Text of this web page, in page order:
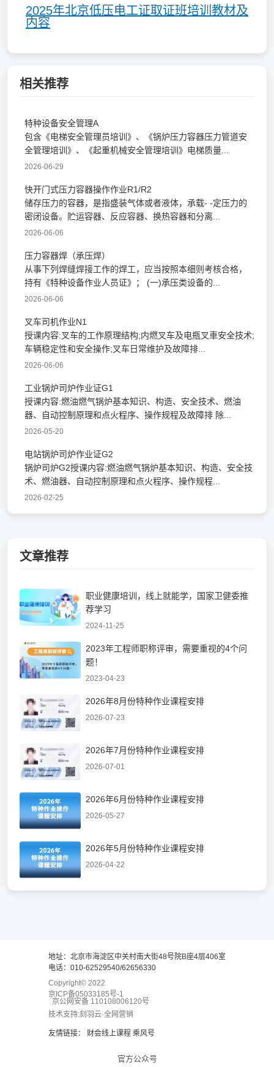
2025年北京低压电工证取证班培训教材及
内容
相关推荐
特种设备安全管理A
包含《电梯安全管理员培训》、《锅炉压力容器压力管道安
全管理培训》、《起重机械安全管理培训》电梯质量...
2026-06-29
快开门式压力容器操作作业R1/R2
储存压力的容器，是指盛装气体或者液体，承载- -定压力的
密闭设备。贮运容器、反应容器、换热容器和分离...
2026-06-06
​压力容器焊（承压焊）
从事下列焊缝焊接工作的焊工，应当按照本细则考核合格，
持有《特种设备作业人员证》； (一)承压类设备的...
2026-06-06
叉车司机作业N1
授课内容:叉车的工作原理结构;内燃叉车及电瓶叉車安全技术;
车辆稳定性和安全操作;叉车日常维护及故障排...
2026-06-06
工业锅炉司炉作业证G1
授课内容:燃油燃气锅炉基本知识、构造、安全技术、燃油
器、自动控制原理和点火程序、操作规程及故障排 除...
2026-05-20
电站锅炉司炉作业证G2
锅炉司炉G2授课内容:燃油燃气锅炉基本知识、构造、安全技
术、燃油器、自动控制原理和点火程序、操作规程...
2026-02-25
文章推荐
职业健康培训，线上就能学，国家卫健委推
荐学习
2024-11-25
2023年工程师职称评审，需要重视的4个问
题！
2023-04-23
2026年8月份特种作业课程安排
2026-07-23
2026年7月份特种作业课程安排
2026-07-01
2026年6月份特种作业课程安排
2026-05-27
2026年5月份特种作业课程安排
2026-04-22
地址：北京市海淀区中关村南大街48号院B座4层406室
电话：010-62529540/62656330
Copyright© 2022
京ICP备05033185号-1
京公网安备 110108006120号
技术支持:刻羽云·全网营销
友情链接： 财会线上课程 乘风号
官方公众号